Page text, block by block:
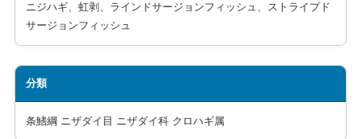
ニジハギ、虹剥、ラインドサージョンフィッシュ、ストライプド
サージョンフィッシュ
分類
条鰭綱 ニザダイ目 ニザダイ科 クロハギ属